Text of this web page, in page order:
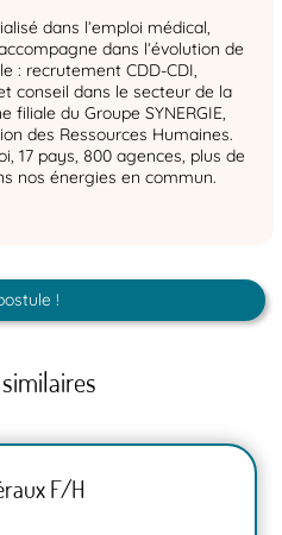
dans l’emploi médical,
dans l’évolution de
: recrutement CDD-CDI,
conseil dans le secteur de la
filiale du Groupe SYNERGIE,
des Ressources Humaines.
17 pays, 800 agences, plus de
nos énergies en commun.
!
F/H